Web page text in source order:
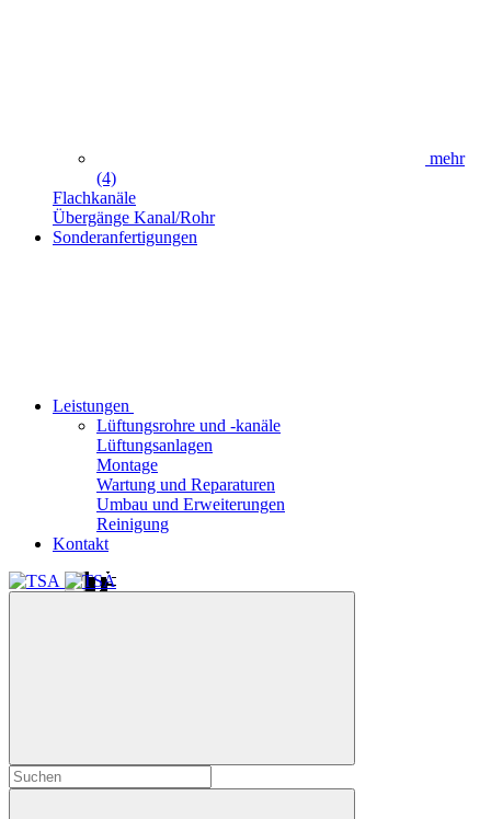
mehr
(4)
Flachkanäle
Übergänge Kanal/Rohr
Sonderanfertigungen
Leistungen
Lüftungsrohre und -kanäle
Lüftungsanlagen
Montage
Wartung und Reparaturen
Umbau und Erweiterungen
Reinigung
Kontakt